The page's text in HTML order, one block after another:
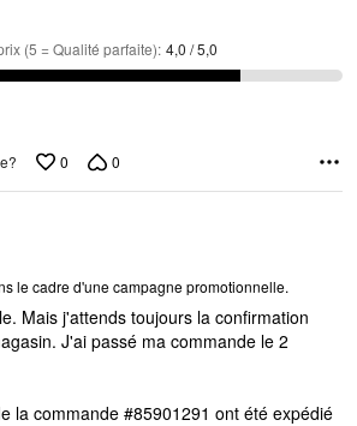
(5 = Qualité parfaite): 4,0 / 5,0
0 0
le cadre d'une campagne promotionnelle.
le 2
la commande #85901291 ont été expédié